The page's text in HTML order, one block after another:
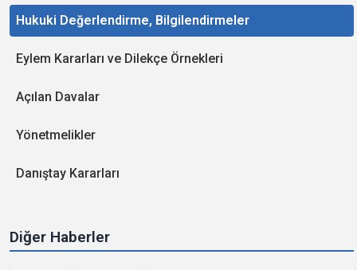
Hukuki Değerlendirme, Bilgilendirmeler
Eylem Kararları ve Dilekçe Örnekleri
Açılan Davalar
Yönetmelikler
Danıştay Kararları
Diğer Haberler